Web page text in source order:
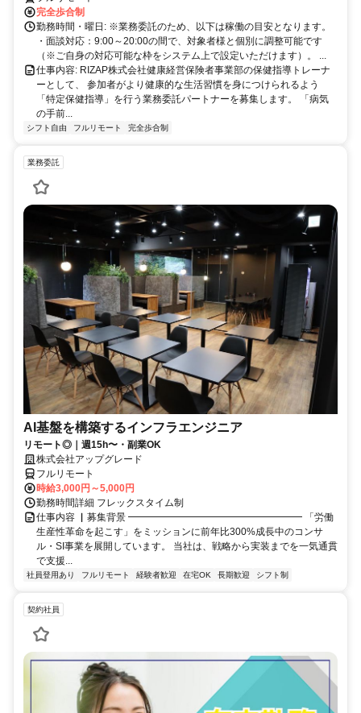
す。1件ごとの成果報酬型だから、頑張った分だけ手応えのある収入
に。充実のサポート体制で、安心の在宅ワークを始めませんか？
完全歩合制
勤務時間・曜日: ※業務委託のため、以下は稼働の目安となります。
・面談対応：9:00～20:00の間で、対象者様と個別に調整可能です
（※ご自身の対応可能な枠をシステム上で設定いただけます）。 ...
仕事内容: RIZAP株式会社健康経営保険者事業部の保健指導トレーナ
ーとして、 参加者がより健康的な生活習慣を身につけられるよう
「特定保健指導」を行う業務委託パートナーを募集します。 「病気
の手前...
シフト自由 フルリモート 完全歩合制
業務委託
AI基盤を構築するインフラエンジニア
リモート◎｜週15h〜・副業OK
株式会社アップグレード
フルリモート
時給3,000円～5,000円
勤務時間詳細 フレックスタイム制
仕事内容 ▏募集背景 ━━━━━━━━━━━━━━━━━━ 「労働
生産性革命を起こす」をミッションに前年比300%成長中のコンサ
ル・SI事業を展開しています。 当社は、戦略から実装までを一気通貫
で支援...
社員登用あり フルリモート 経験者歓迎 在宅OK 長期歓迎 シフト制
契約社員